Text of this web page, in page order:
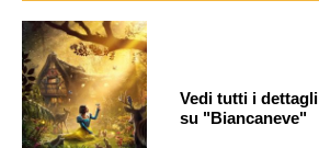
Vedi tutti i dettagli
su "Biancaneve"